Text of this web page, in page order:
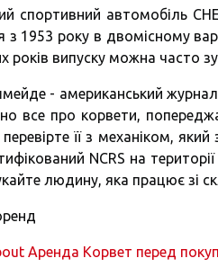
спортивний автомобіль
з 1953 року в двомісному
років випуску можна часто
- американський
все про корвети,
її з механіком,
NCRS на
людину, яка працює зі
Аренда Корвет перед